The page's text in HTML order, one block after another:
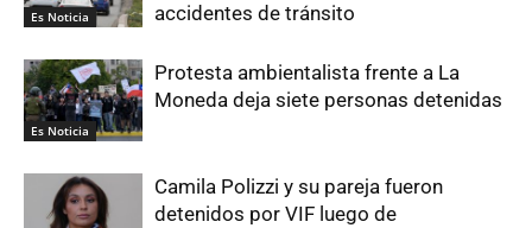
Es Noticia
accidentes de tránsito
Es Noticia
Protesta ambientalista frente a La
Moneda deja siete personas detenidas
Camila Polizzi y su pareja fueron
detenidos por VIF luego de